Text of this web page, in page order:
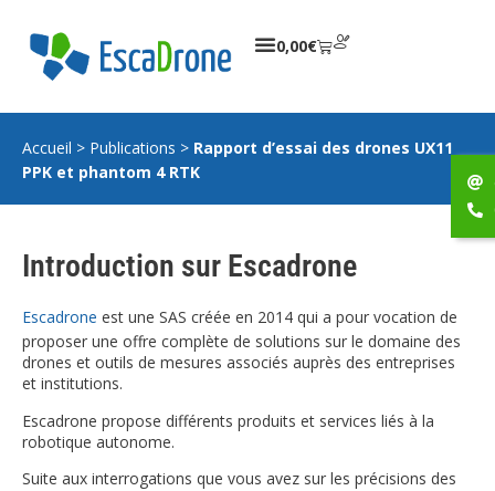
0,00€
Accueil > Publications > Rapport d’essai des drones UX11
PPK et phantom 4 RTK
Introduction sur Escadrone
Escadrone est une SAS créée en 2014 qui a pour vocation de
proposer une offre complète de solutions sur le domaine des
drones et outils de mesures associés auprès des entreprises
et institutions.
Escadrone propose différents produits et services liés à la
robotique autonome.
Suite aux interrogations que vous avez sur les précisions des